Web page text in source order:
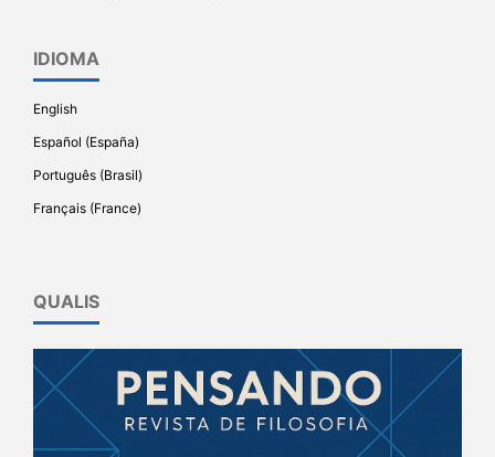
IDIOMA
English
Español (España)
Português (Brasil)
Français (France)
QUALIS